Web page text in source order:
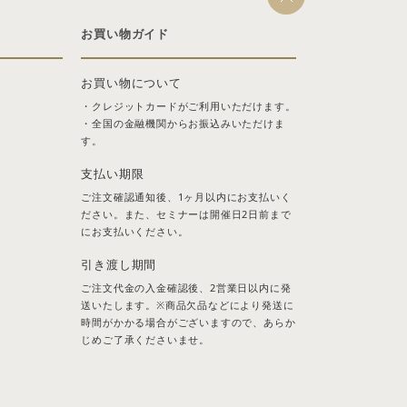
お買い物ガイド
お買い物について
・クレジットカードがご利用いただけます。
・全国の金融機関からお振込みいただけま
す。
支払い期限
ご注文確認通知後、1ヶ月以内にお支払いく
ださい。また、セミナーは開催日2日前まで
にお支払いください。
引き渡し期間
ご注文代金の入金確認後、2営業日以内に発
送いたします。※商品欠品などにより発送に
時間がかかる場合がございますので、あらか
じめご了承くださいませ。